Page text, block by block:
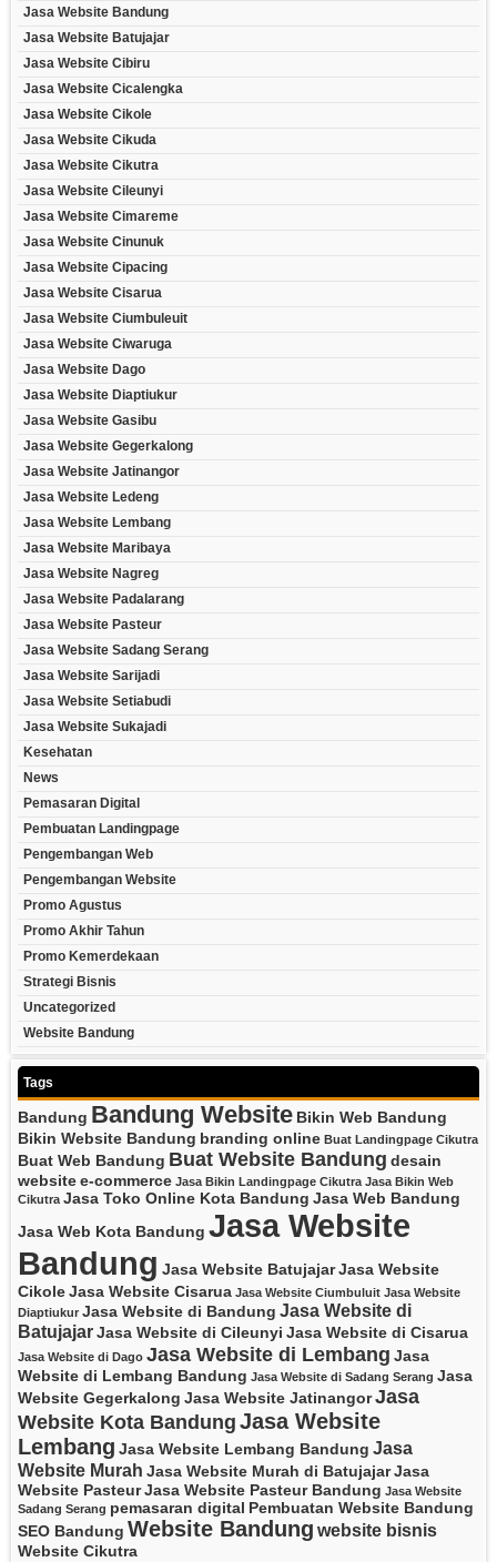
Jasa Website Bandung
Jasa Website Batujajar
Jasa Website Cibiru
Jasa Website Cicalengka
Jasa Website Cikole
Jasa Website Cikuda
Jasa Website Cikutra
Jasa Website Cileunyi
Jasa Website Cimareme
Jasa Website Cinunuk
Jasa Website Cipacing
Jasa Website Cisarua
Jasa Website Ciumbuleuit
Jasa Website Ciwaruga
Jasa Website Dago
Jasa Website Diaptiukur
Jasa Website Gasibu
Jasa Website Gegerkalong
Jasa Website Jatinangor
Jasa Website Ledeng
Jasa Website Lembang
Jasa Website Maribaya
Jasa Website Nagreg
Jasa Website Padalarang
Jasa Website Pasteur
Jasa Website Sadang Serang
Jasa Website Sarijadi
Jasa Website Setiabudi
Jasa Website Sukajadi
Kesehatan
News
Pemasaran Digital
Pembuatan Landingpage
Pengembangan Web
Pengembangan Website
Promo Agustus
Promo Akhir Tahun
Promo Kemerdekaan
Strategi Bisnis
Uncategorized
Website Bandung
Tags
Bandung Bandung Website Bikin Web Bandung
Bikin Website Bandung branding online Buat Landingpage Cikutra
Buat Web Bandung Buat Website Bandung desain
websitee-commerce Jasa Bikin Landingpage Cikutra Jasa Bikin Web
Cikutra Jasa Toko Online Kota Bandung Jasa Web Bandung
Jasa Web Kota Bandung Jasa Website
Bandung Jasa Website BatujajarJasa Website
CikoleJasa Website Cisarua Jasa Website Ciumbuluit Jasa Website
Diaptiukur Jasa Website di Bandung Jasa Website di
BatujajarJasa Website di Cileunyi Jasa Website di Cisarua
Jasa Website di Dago Jasa Website di Lembang Jasa
Website di Lembang Bandung Jasa Website di Sadang Serang Jasa
Website Gegerkalong Jasa Website JatinangorJasa
Website Kota BandungJasa Website
Lembang Jasa Website Lembang Bandung Jasa
Website Murah Jasa Website Murah di BatujajarJasa
Website PasteurJasa Website Pasteur Bandung Jasa Website
Sadang Serang pemasaran digital Pembuatan Website Bandung
SEO Bandung Website Bandung website bisnis
Website Cikutra